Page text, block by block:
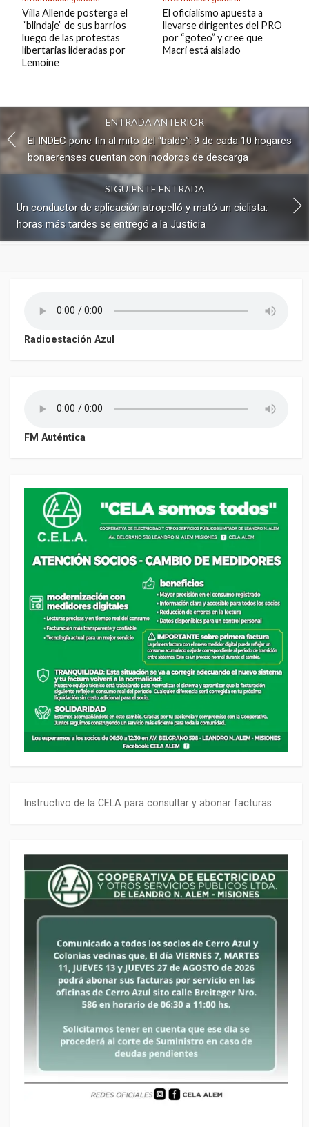
Villa Allende posterga el
“blindaje” de sus barrios
luego de las protestas
libertarias lideradas por
Lemoine
El oficialismo apuesta a
llevarse dirigentes del PRO
por “goteo” y cree que
Macri está aislado
ENTRADA ANTERIOR
El INDEC pone fin al mito del “balde”: 9 de cada 10 hogares
bonaerenses cuentan con inodoros de descarga
SIGUIENTE ENTRADA
Un conductor de aplicación atropelló y mató un ciclista:
horas más tardes se entregó a la Justicia
Radioestación Azul
FM Auténtica
Instructivo de la CELA para consultar y abonar facturas